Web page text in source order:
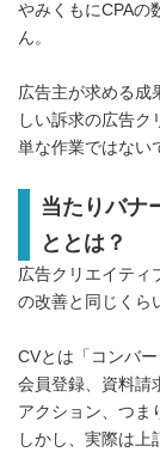
やみくもにCPAの
ん。
広告主が求める成
しい訴求の広告ク
単な作業ではない
当たりバナ
ととは？
広告クリエイティ
の改善と同じくら
CVとは「コンバ
会員登録、資料請
アクション、つま
しかし、実際は上